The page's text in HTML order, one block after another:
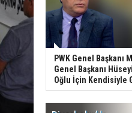
PWK Genel Başkanı
Genel Başkanı
Oğlu İçin Kendisiyle